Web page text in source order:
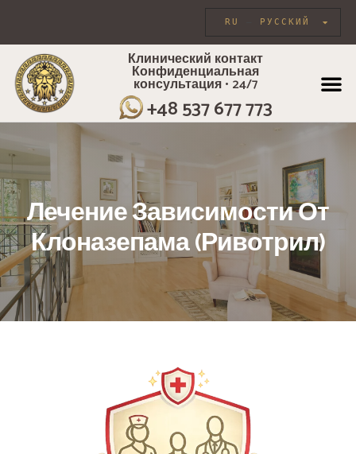
РУССКИЙ
RU
Клинический контакт
Конфиденциальная
консультация • 24/7
+48 537 677 773
Лечение Зависимости От
Клоназепама (Ривотрил)